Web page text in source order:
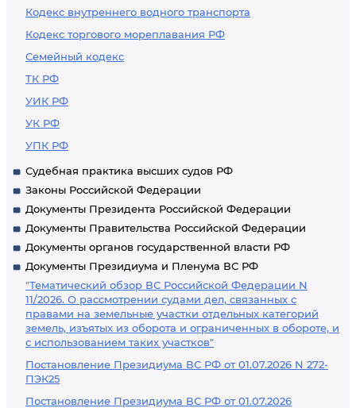
Кодекс внутреннего водного транспорта
Кодекс торгового мореплавания РФ
Семейный кодекс
ТК РФ
УИК РФ
УК РФ
УПК РФ
Судебная практика высших судов РФ
Законы Российской Федерации
Документы Президента Российской Федерации
Документы Правительства Российской Федерации
Документы органов государственной власти РФ
Документы Президиума и Пленума ВС РФ
"Тематический обзор ВС Российской Федерации N
11/2026. О рассмотрении судами дел, связанных с
правами на земельные участки отдельных категорий
земель, изъятых из оборота и ограниченных в обороте, и
с использованием таких участков"
Постановление Президиума ВС РФ от 01.07.2026 N 272-
ПЭК25
Постановление Президиума ВС РФ от 01.07.2026